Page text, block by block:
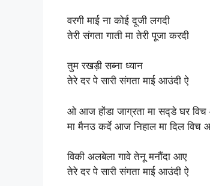
वरगी माई ना कोई दूजी लगदी
तेरी संगता गाती मा तेरी पूजा करदी
तुम रखड़ी सब्ना ध्यान
तेरे दर पे सारी संगता माई आउंदी ऐ
ओ आज होंडा जाग्रता मा सद्डे घर
मा मैनउ कर्दे आज निहाल मा दिल विच
विकी अलबेला गावे तेनू मनौंदा आए
तेरे दर पे सारी संगता माई आउंदी ऐ